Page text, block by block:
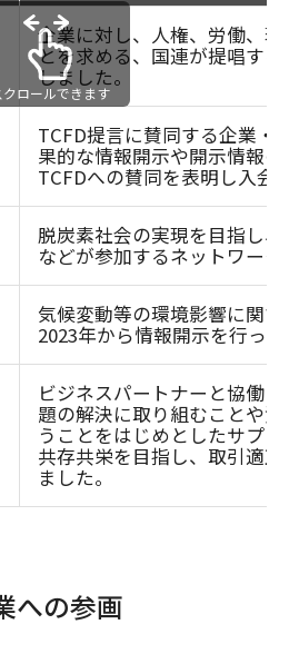
企業に対し、人権、労働、環
とを求める、国連が提唱する
しました。
TCFD提言に賛同する企業・
果的な情報開示や開示情報の
TCFDへの賛同を表明し入会
脱炭素社会の実現を目指し、
などが参加するネットワーク
気候変動等の環境影響に関す
2023年から情報開示を行って
ビジネスパートナーと協働し
題の解決に取り組むことや資
うことをはじめとしたサプラ
共存共栄を目指し、取引適正
ました。
クロールできます
への参画